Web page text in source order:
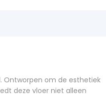
Ontworpen om de esthetiek
deze vloer niet alleen